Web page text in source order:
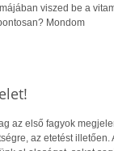
viszed be a
Mondom
az első fagyok
az etetést